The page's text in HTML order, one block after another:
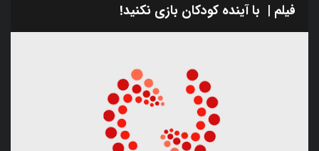
فیلم | با آینده کودکان بازی نکنید!